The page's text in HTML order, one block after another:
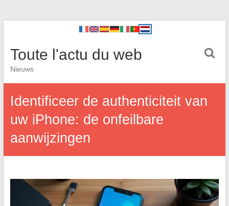
Toute l'actu du web
Nieuws
Identificeer de authenticiteit van
uw iPhone: de onfeilbare
aanwijzingen